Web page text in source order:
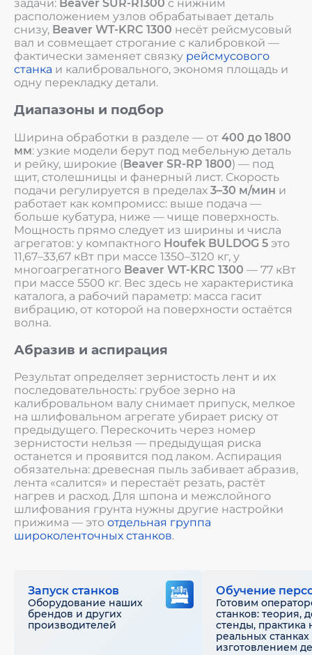
задачи: Beaver SUR-R1300 с нижним
расположением узлов обрабатывает деталь
снизу, Beaver WT-KRC 1300 несёт рейсмусовый
вал и совмещает строгание с калибровкой —
фактически заменяет связку рейсмусового
станка и калибровального, экономя площадь и
одну перекладку детали.
Диапазоны и подбор
Ширина обработки в разделе — от 400 до 1800
мм: узкие модели берут под мебельную деталь
и рейку, широкие (Beaver SR-RP 1800) — под
щит, столешницы и фанерный лист. Скорость
подачи регулируется в пределах 3–30 м/мин и
работает как компромисс: выше подача —
больше кубатура, ниже — чище поверхность.
Мощность прямо следует из ширины и числа
агрегатов: у компактного Houfek BULDOG 5 это
11,67–33,67 кВт при массе 1350–3120 кг, у
многоагрегатного Beaver WT-KRC 1300 — 77 кВт
при массе 5500 кг. Вес здесь не характеристика
каталога, а рабочий параметр: масса гасит
вибрацию, от которой на поверхности остаётся
волна.
Абразив и аспирация
Результат определяет зернистость лент и их
последовательность: грубое зерно на
калибровальном валу снимает припуск, мелкое
на шлифовальном агрегате убирает риску от
предыдущего. Перескочить через номер
зернистости нельзя — предыдущая риска
останется и проявится под лаком. Аспирация
обязательна: древесная пыль забивает абразив,
лента «салится» и перестаёт резать, растёт
нагрев и расход. Для шпона и межслойного
шлифования грунта нужны другие настройки
прижима — это отдельная группа
широколенточных станков.
Запуск станков
Оборудование наших
брендов и других
производителей
Обучение
Готовим
станков: теория,
стенды, практика
реальных станках
изготовлением